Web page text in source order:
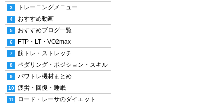
トレーニングメニュー
おすすめ動画
おすすめブログ一覧
FTP・LT・VO2max
筋トレ・ストレッチ
ペダリング・ポジション・スキル
パワトレ機材まとめ
疲労・回復・睡眠
ロード・レーサのダイエット